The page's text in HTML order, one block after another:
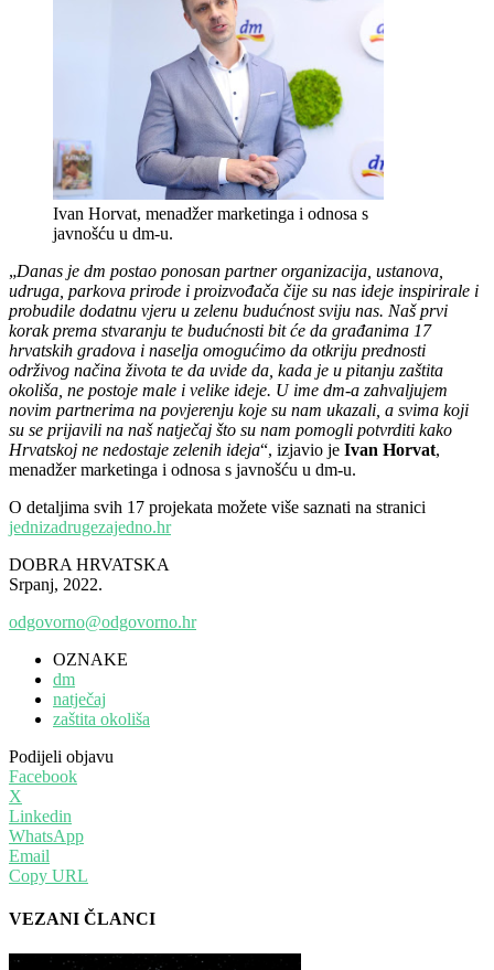
Ivan Horvat, menadžer marketinga i odnosa s
javnošću u dm-u.
„Danas je dm postao ponosan partner organizacija, ustanova,
udruga, parkova prirode i proizvođača čije su nas ideje inspirirale i
probudile dodatnu vjeru u zelenu budućnost sviju nas. Naš prvi
korak prema stvaranju te budućnosti bit će da građanima 17
hrvatskih gradova i naselja omogućimo da otkriju prednosti
održivog načina života te da uvide da, kada je u pitanju zaštita
okoliša, ne postoje male i velike ideje. U ime dm-a zahvaljujem
novim partnerima na povjerenju koje su nam ukazali, a svima koji
su se prijavili na naš natječaj što su nam pomogli potvrditi kako
Hrvatskoj ne nedostaje zelenih ideja“, izjavio je Ivan Horvat,
menadžer marketinga i odnosa s javnošću u dm-u.
O detaljima svih 17 projekata možete više saznati na stranici
jednizadrugezajedno.hr
DOBRA HRVATSKA
Srpanj, 2022.
odgovorno@odgovorno.hr
OZNAKE
dm
natječaj
zaštita okoliša
Podijeli objavu
Facebook
X
Linkedin
WhatsApp
Email
Copy URL
VEZANI ČLANCI